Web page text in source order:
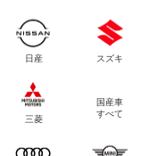
日産 スズキ
三菱
国産車
すべて